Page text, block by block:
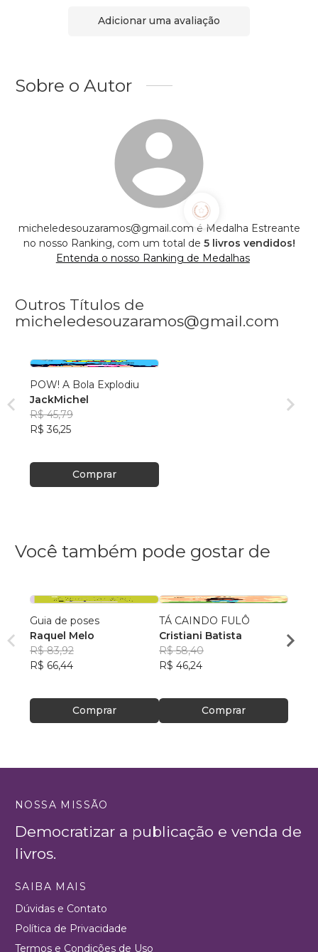
Adicionar uma avaliação
Sobre o Autor
micheledesouzaramos@gmail.com é Medalha Estreante
no nosso Ranking, com um total de 5 livros vendidos!
Entenda o nosso Ranking de Medalhas
Outros Títulos de
micheledesouzaramos@gmail.com
POW! A Bola Explodiu
JackMichel
R$ 45,79
R$ 36,25
Comprar
Você também pode gostar de
Guia de poses
Raquel Melo
R$ 83,92
R$ 66,44
Comprar
TÁ CAINDO FULÔ
Cristiani Batista
R$ 58,40
R$ 46,24
Comprar
R$
NOSSA MISSÃO
Democratizar a publicação e venda de
livros.
SAIBA MAIS
Dúvidas e Contato
Política de Privacidade
Termos e Condições de Uso